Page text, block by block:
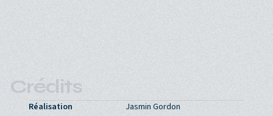
Crédits
Réalisation
Jasmin Gordon